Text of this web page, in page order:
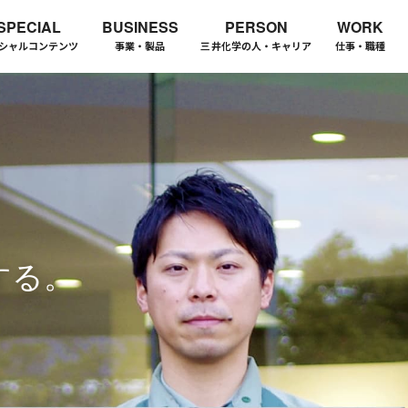
ャルコンテンツ
BUSINESS
事業・製品
PERSON
三井化学の人・キャリア
WORK
仕事・職種
る。